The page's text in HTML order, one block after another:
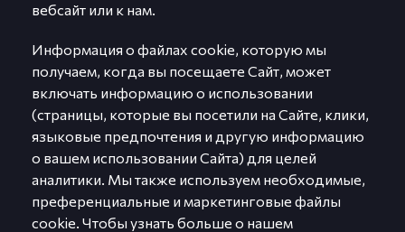
вебсайт или к нам.
Информация о файлах cookie, которую мы
получаем, когда вы посещаете Сайт, может
включать информацию о использовании
(страницы, которые вы посетили на Сайте, клики,
языковые предпочтения и другую информацию
о вашем использовании Сайта) для целей
аналитики. Мы также используем необходимые,
преференциальные и маркетинговые файлы
cookie. Чтобы узнать больше о нашем